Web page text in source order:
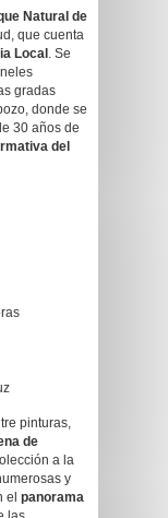
Natural de
que cuenta
Local . Se
gradas
donde se
30 años de
del
pinturas,
de
a la
y
el panorama